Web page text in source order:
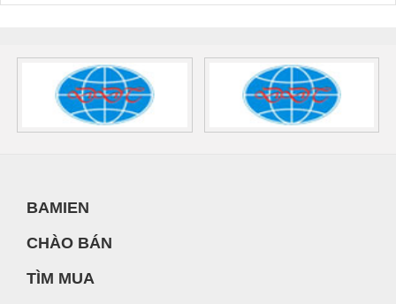
BAMIEN
CHÀO BÁN
TÌM MUA